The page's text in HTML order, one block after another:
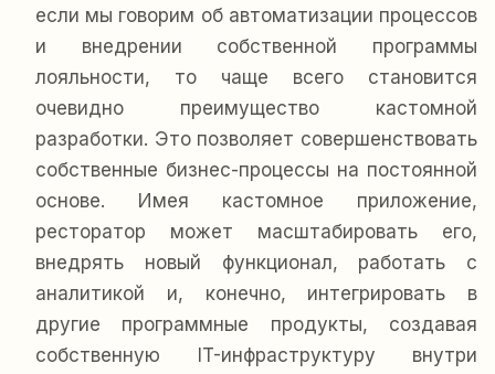
если мы говорим об автоматизации процессов
и внедрении собственной программы
лояльности, то чаще всего становится
очевидно преимущество кастомной
разработки. Это позволяет совершенствовать
собственные бизнес-процессы на постоянной
основе. Имея кастомное приложение,
ресторатор может масштабировать его,
внедрять новый функционал, работать с
аналитикой и, конечно, интегрировать в
другие программные продукты, создавая
собственную IT-инфраструктуру внутри